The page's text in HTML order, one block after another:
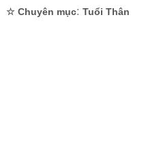
☆ Chuyên mục: Tuổi Thân